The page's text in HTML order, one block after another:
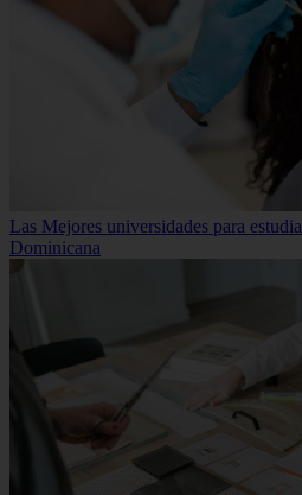
Las Mejores universidades para
Dominicana